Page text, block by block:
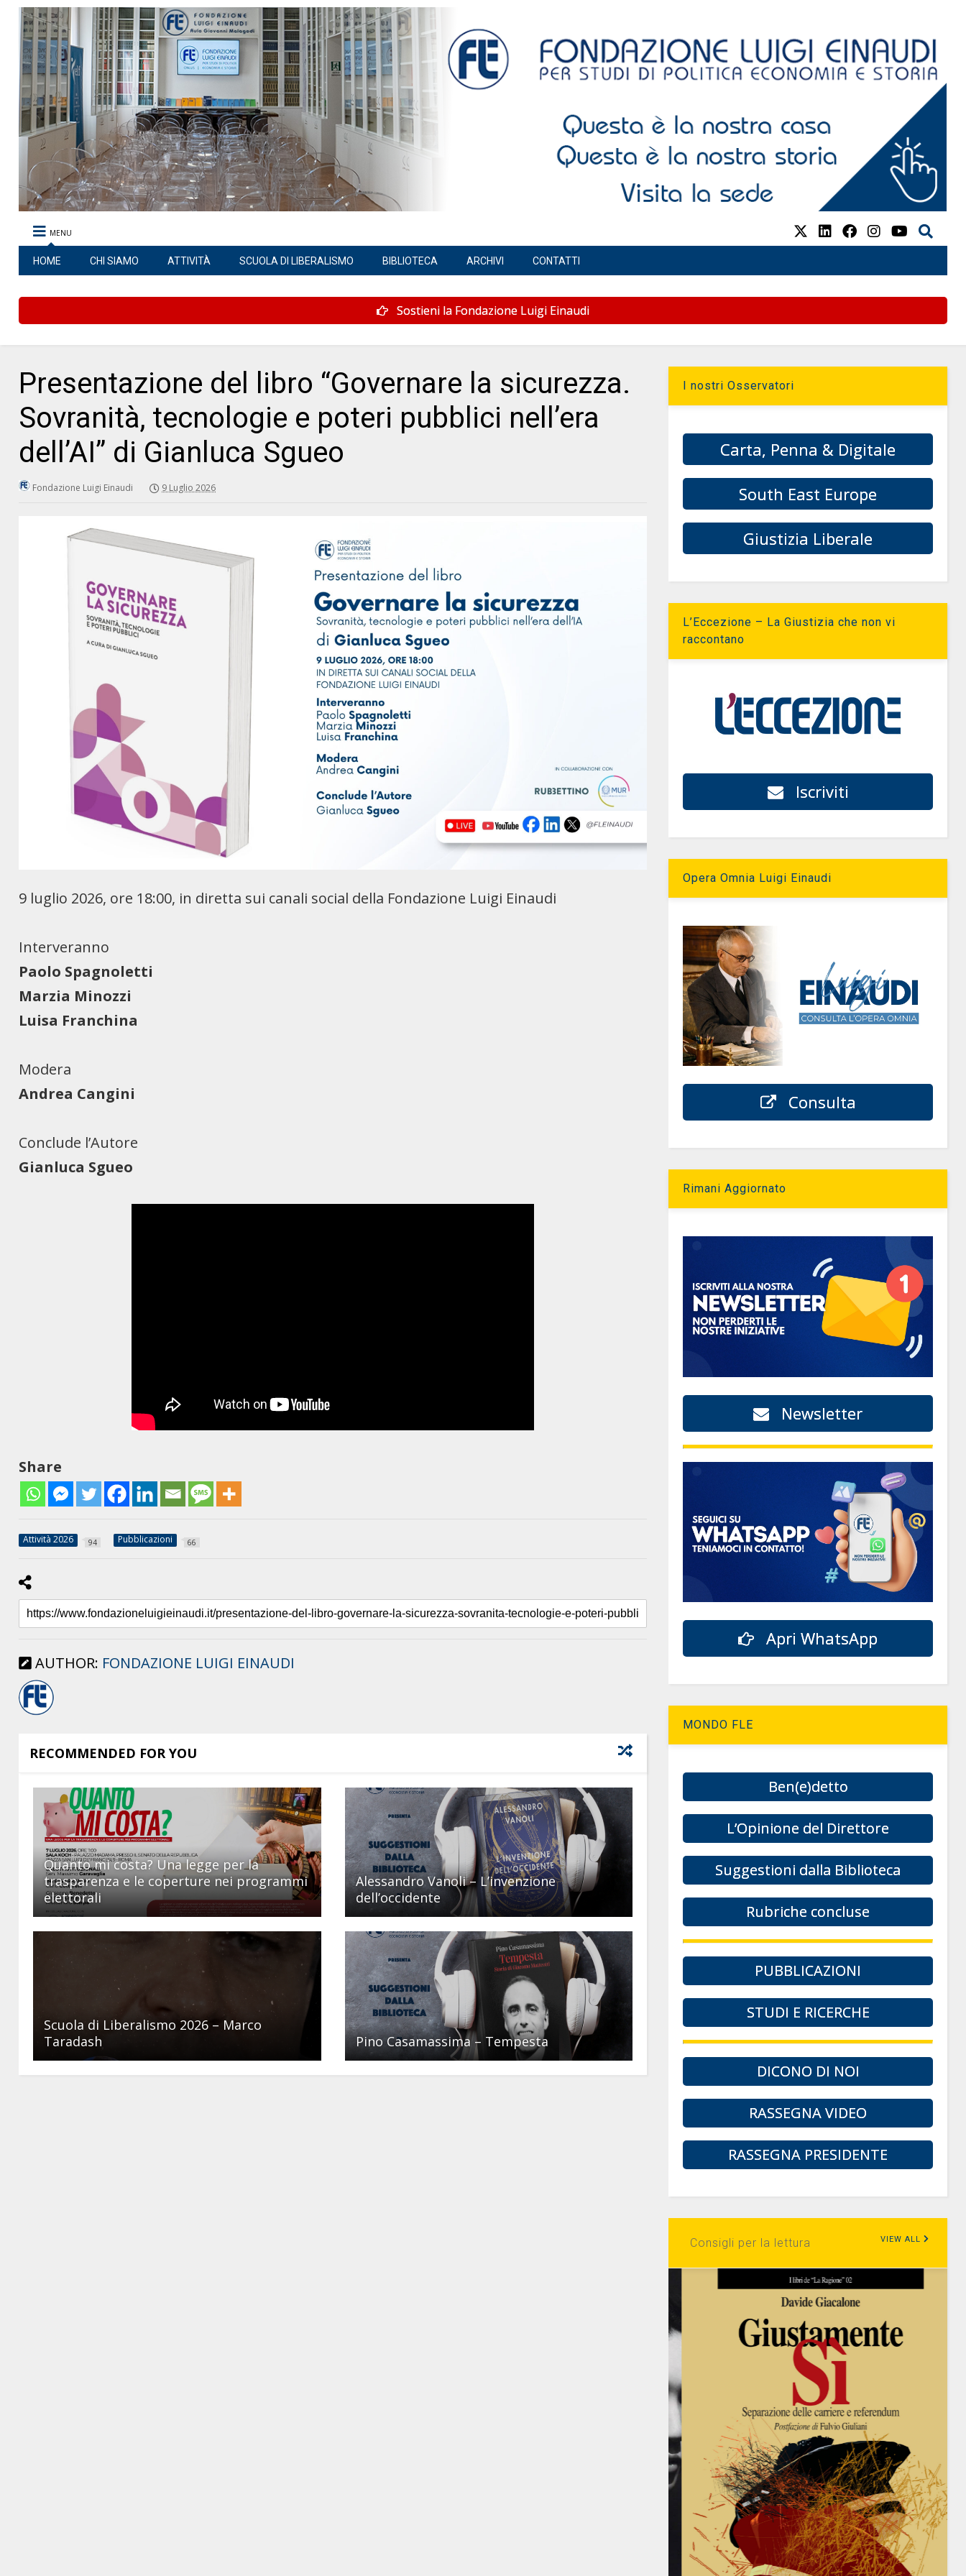
MENU
HOME CHI SIAMO ATTIVITÀ SCUOLA DI LIBERALISMO BIBLIOTECA ARCHIVI CONTATTI
Sostieni la Fondazione Luigi Einaudi
Presentazione del libro “Governare la sicurezza.
Sovranità, tecnologie e poteri pubblici nell’era
dell’AI” di Gianluca Sgueo
Fondazione Luigi Einaudi 9 Luglio 2026
9 luglio 2026, ore 18:00, in diretta sui canali social della Fondazione Luigi Einaudi
Interveranno
Paolo Spagnoletti
Marzia Minozzi
Luisa Franchina
Modera
Andrea Cangini
Conclude l’Autore
Gianluca Sgueo
Share
Attività 2026 94 Pubblicazioni 66
AUTHOR: FONDAZIONE LUIGI EINAUDI
RECOMMENDED FOR YOU
Quanto mi costa? Una legge per la
trasparenza e le coperture nei programmi
elettorali
Alessandro Vanoli – L’invenzione
dell’occidente
Scuola di Liberalismo 2026 – Marco
Taradash
Pino Casamassima – Tempesta
I nostri Osservatori
Carta, Penna & Digitale
South East Europe
Giustizia Liberale
L’Eccezione – La Giustizia che non vi
raccontano
Iscriviti
Opera Omnia Luigi Einaudi
Consulta
Rimani Aggiornato
Newsletter
Apri WhatsApp
MONDO FLE
Ben(e)detto
L’Opinione del Direttore
Suggestioni dalla Biblioteca
Rubriche concluse
PUBBLICAZIONI
STUDI E RICERCHE
DICONO DI NOI
RASSEGNA VIDEO
RASSEGNA PRESIDENTE
Consigli per la lettura VIEW ALL